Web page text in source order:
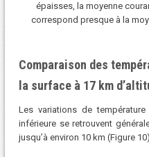
épaisses, la moyenne
correspond presque à la
Comparaison des
la surface à 17 km
Les variations de
inférieure se retrouvent
jusqu’à environ 10 km (Figure